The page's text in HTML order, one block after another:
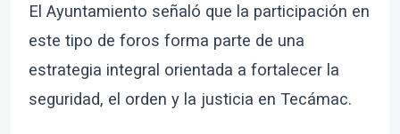
El Ayuntamiento señaló que la participación en
este tipo de foros forma parte de una
estrategia integral orientada a fortalecer la
seguridad, el orden y la justicia en Tecámac.